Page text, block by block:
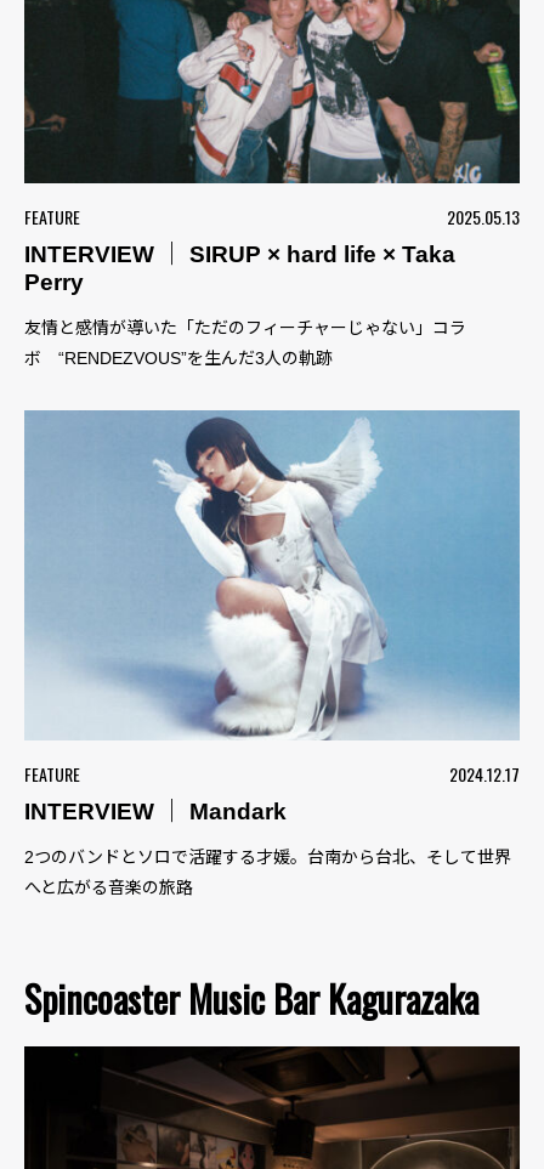
FEATURE
2025.05.13
INTERVIEW ｜ SIRUP × hard life × Taka
Perry
友情と感情が導いた「ただのフィーチャーじゃない」コラ
ボ “RENDEZVOUS”を生んだ3人の軌跡
FEATURE
2024.12.17
INTERVIEW ｜ Mandark
2つのバンドとソロで活躍する才媛。台南から台北、そして世界
へと広がる音楽の旅路
Spincoaster Music Bar Kagurazaka